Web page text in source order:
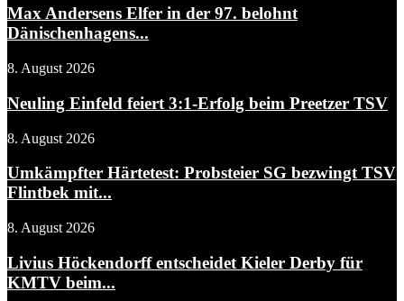
Max Andersens Elfer in der 97. belohnt
Dänischenhagens...
8. August 2026
Neuling Einfeld feiert 3:1-Erfolg beim Preetzer TSV
8. August 2026
Umkämpfter Härtetest: Probsteier SG bezwingt TSV
Flintbek mit...
8. August 2026
Livius Höckendorff entscheidet Kieler Derby für
KMTV beim...